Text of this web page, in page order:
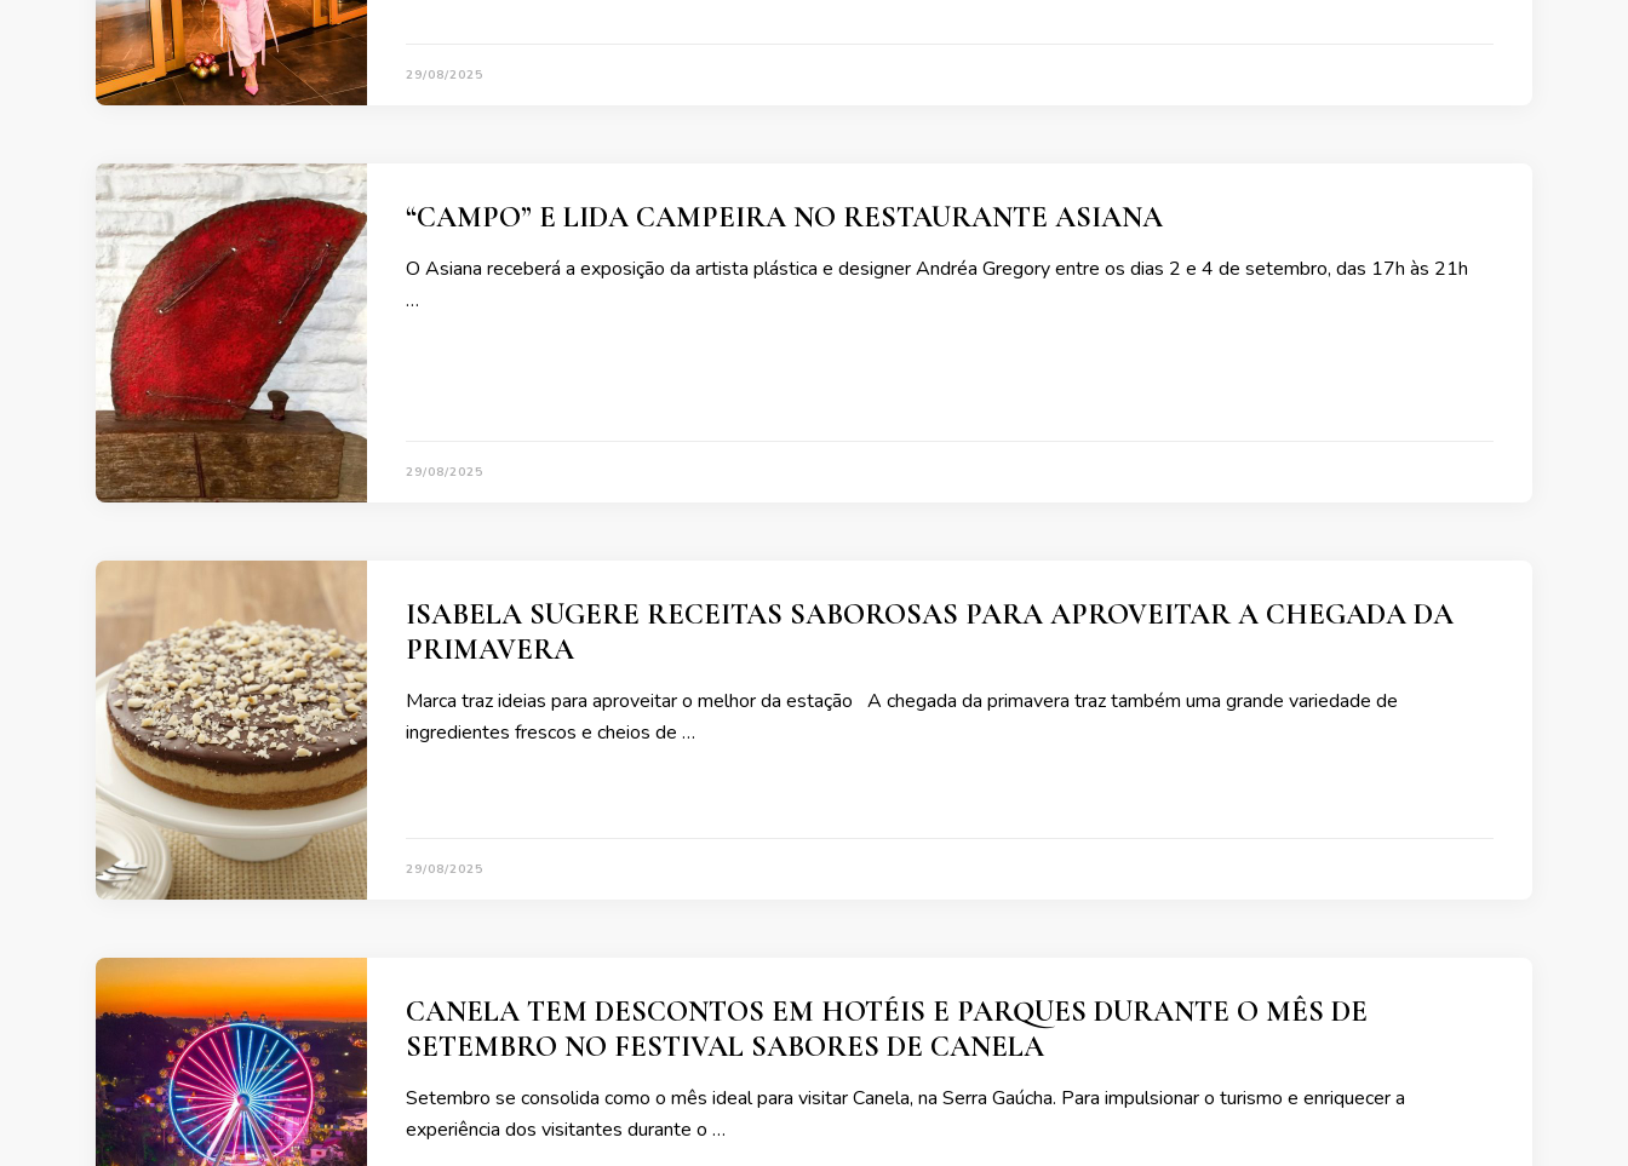
29/08/2025
“CAMPO” E LIDA CAMPEIRA NO RESTAURANTE ASIANA
O Asiana receberá a exposição da artista plástica e designer Andréa Gregory entre os dias 2 e 4 de setembro, das 17h às 21h
…
29/08/2025
ISABELA SUGERE RECEITAS SABOROSAS PARA APROVEITAR A CHEGADA DA
PRIMAVERA
Marca traz ideias para aproveitar o melhor da estação A chegada da primavera traz também uma grande variedade de
ingredientes frescos e cheios de …
29/08/2025
CANELA TEM DESCONTOS EM HOTÉIS E PARQUES DURANTE O MÊS DE
SETEMBRO NO FESTIVAL SABORES DE CANELA
Setembro se consolida como o mês ideal para visitar Canela, na Serra Gaúcha. Para impulsionar o turismo e enriquecer a
experiência dos visitantes durante o …